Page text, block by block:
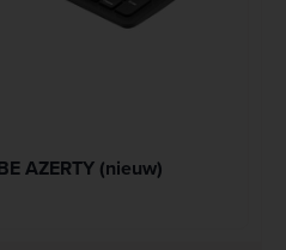
AZERTY (nieuw)